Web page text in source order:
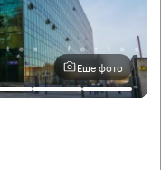
Еще фото